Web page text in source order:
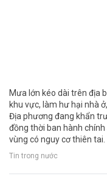
Mưa lớn kéo dài trên địa
khu vực, làm hư hại nhà
Địa phương đang khẩn
đồng thời ban hành
vùng có nguy cơ thiên tai.
Tin trong nước